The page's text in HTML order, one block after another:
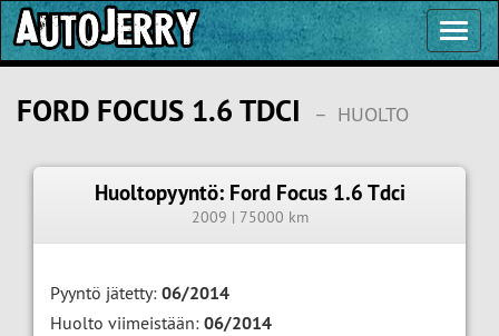
FORD FOCUS 1.6 TDCI – HUOLTO
Huoltopyyntö: Ford Focus 1.6 Tdci
2009 | 75000 km
Pyyntö jätetty: 06/2014
Huolto viimeistään: 06/2014